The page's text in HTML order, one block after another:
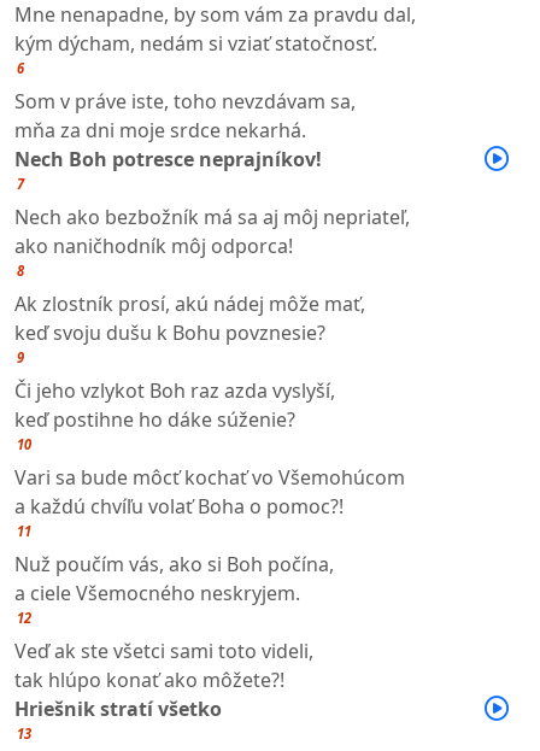
Mne nenapadne, by som vám za pravdu dal,
kým dýcham, nedám si vziať statočnosť.
6
Som v práve iste, toho nevzdávam sa,
mňa za dni moje srdce nekarhá.
Nech Boh potresce neprajníkov!
7
Nech ako bezbožník má sa aj môj nepriateľ,
ako naničhodník môj odporca!
8
Ak zlostník prosí, akú nádej môže mať,
keď svoju dušu k Bohu povznesie?
9
Či jeho vzlykot Boh raz azda vyslyší,
keď postihne ho dáke súženie?
10
Vari sa bude môcť kochať vo Všemohúcom
a každú chvíľu volať Boha o pomoc?!
11
Nuž poučím vás, ako si Boh počína,
a ciele Všemocného neskryjem.
12
Veď ak ste všetci sami toto videli,
tak hlúpo konať ako môžete?!
Hriešnik stratí všetko
13